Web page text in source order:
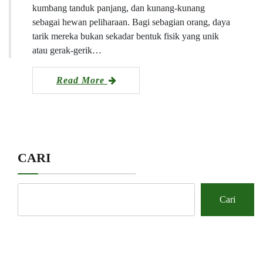
kumbang tanduk panjang, dan kunang-kunang
sebagai hewan peliharaan. Bagi sebagian orang, daya
tarik mereka bukan sekadar bentuk fisik yang unik
atau gerak-gerik…
Read More
CARI
Cari